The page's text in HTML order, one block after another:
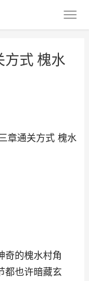
方式 槐水
章通关方式 槐水
奇的槐水村角
都也许暗藏玄